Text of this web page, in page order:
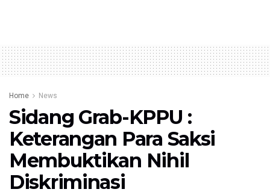
Home News
Sidang Grab-KPPU :
Keterangan Para Saksi
Membuktikan Nihil
Diskriminasi